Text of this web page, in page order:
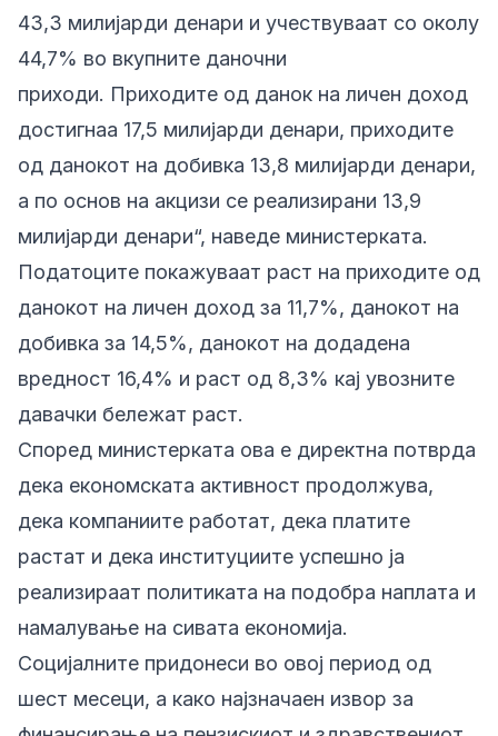
43,3 милијарди денари и учествуваат со околу
44,7% во вкупните даночни
приходи. Приходите од данок на личен доход
достигнаа 17,5 милијарди денари, приходите
од данокот на добивка 13,8 милијарди денари,
а по основ на акцизи се реализирани 13,9
милијарди денари“, наведе министерката.
Податоците покажуваат раст на приходите од
данокот на личен доход за 11,7%, данокот на
добивка за 14,5%, данокот на додадена
вредност 16,4% и раст од 8,3% кај увозните
давачки бележат раст.
Според министерката ова е директна потврда
дека економската активност продолжува,
дека компаниите работат, дека платите
растат и дека институциите успешно ја
реализираат политиката на подобра наплата и
намалување на сивата економија.
Социјалните придонеси во овој период од
шест месеци, а како најзначаен извор за